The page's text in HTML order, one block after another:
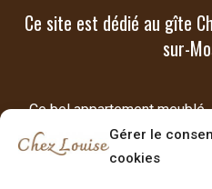
Gérer le
cookies
Ce site est dédié au gîte
sur-
Ce bel appartement
offert à la location de